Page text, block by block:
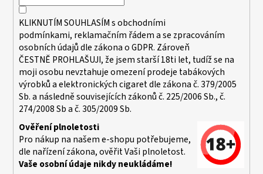
KLIKNUTÍM SOUHLASÍM sobchodními
podmínkami, reklamačním řádem a se zpracováním
osobních údajů dle zákona oGDPR. Zároveň
ČESTNĚ PROHLAŠUJI, že jsem starší 18ti let, tudíž se na
moji osobu nevztahuje omezení prodeje tabákových
výrobků a elektronických cigaret dle zákona č. 379/2005
Sb. a následně souvisejících zákonů č. 225/2006 Sb., č.
274/2008 Sb a č. 305/2009 Sb.
Ověření plnoletosti
Pro nákup na našem e-shopu potřebujeme,
dle nařízení zákona, ověřit Vaši plnoletost.
Vaše osobní údaje nikdy neukládáme!